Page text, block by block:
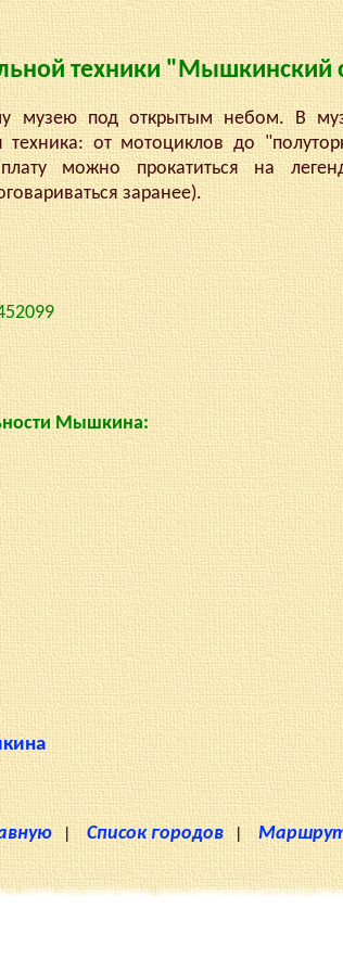
техники "Мышкинский
под открытым небом. В
техника: от мотоциклов до
можно прокатиться на
заранее).
Мышкина:
| Список городов |